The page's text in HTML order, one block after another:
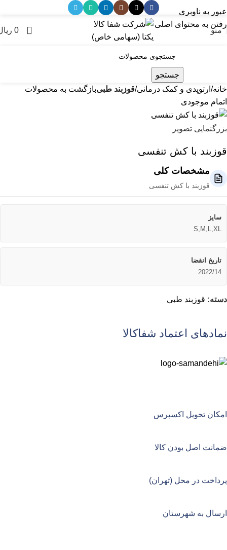
عبور به ناوبری
رفتن به محتوای اصلی
منو 0
0
جستجو
خانه ارتوپدی و کمک درمانی قوزبند طبیبازگشت به محصولات
اتمام موجودی
بزرگنمایی تصویر
قوزبند با کش تنفسی
مشخصات کلی
قوزبند با کش تنفسی
سایز
S,M,L,XL
تاریخ انقضا
2022/14
دسته: قوزبند طبی
نمادهای اعتماد شفاکالا
امکان تحویل اکسپرس
ضمانت اصل بودن کالا
پرداخت در محل (تهران)
ارسال به شهرستان